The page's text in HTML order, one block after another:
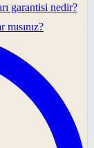
garantisi nedir?